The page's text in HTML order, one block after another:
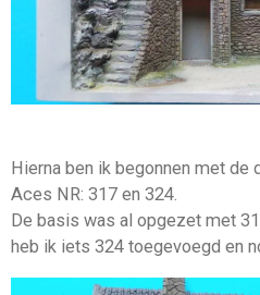
Hierna ben ik begonnen met de
Aces NR: 317 en 324.
De basis was al opgezet met
heb ik iets 324 toegevoegd en